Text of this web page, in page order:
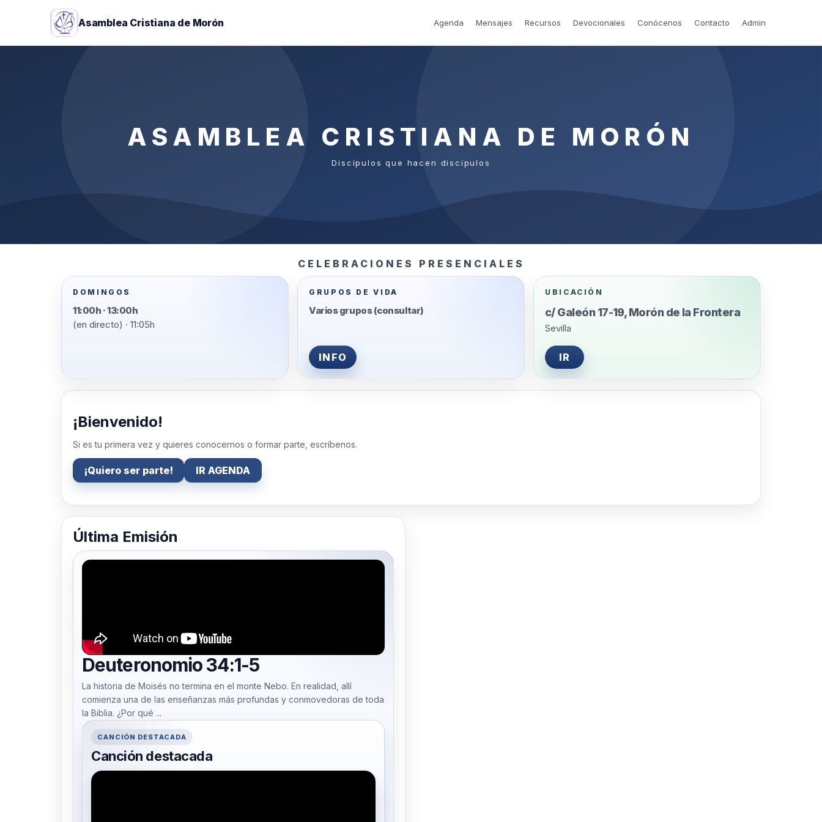
Asamblea Cristiana de Morón Agenda Mensajes Recursos Devocionales Conócenos Contacto Admin
ASAMBLEA CRISTIANA DE MORÓN
Discípulos que hacen discípulos
CELEBRACIONES PRESENCIALES
DOMINGOS
11:00h · 13:00h
(en directo) · 11:05h
GRUPOS DE VIDA
Varios grupos (consultar)
INFO
UBICACIÓN
c/ Galeón 17-19, Morón de la Frontera
Sevilla
IR
¡Bienvenido!
Si es tu primera vez y quieres conocernos o formar parte, escríbenos.
¡Quiero ser parte! IR AGENDA
Última Emisión
Deuteronomio 34:1-5
La historia de Moisés no termina en el monte Nebo. En realidad, allí
comienza una de las enseñanzas más profundas y conmovedoras de toda
la Biblia. ¿Por qué ...
CANCIÓN DESTACADA
Canción destacada